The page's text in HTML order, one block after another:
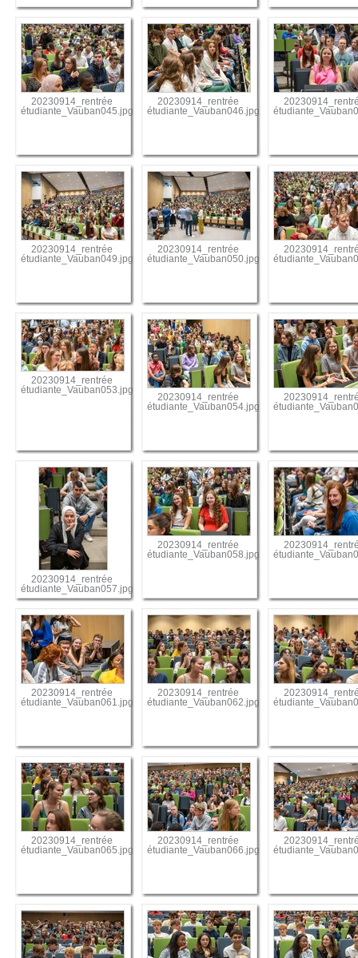
20230914_rentrée
étudiante_Vauban045.jpg
20230914_rentrée
étudiante_Vauban046.jpg
20230914_rentrée
étudiante_Vauban049.jpg
20230914_rentrée
étudiante_Vauban050.jpg
20230914_rentrée
étudiante_Vauban053.jpg
20230914_rentrée
étudiante_Vauban054.jpg
20230914_rentrée
étudiante_Vauban057.jpg
20230914_rentrée
étudiante_Vauban058.jpg
20230914_rentrée
étudiante_Vauban061.jpg
20230914_rentrée
étudiante_Vauban062.jpg
20230914_rentrée
étudiante_Vauban065.jpg
20230914_rentrée
étudiante_Vauban066.jpg